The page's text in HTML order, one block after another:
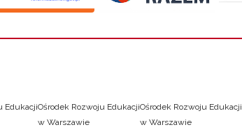
EdukacjiOśrodek Rozwoju Edukacji
w Warszawie
Ośrodek Rozwoju Edukacji
w Warszawie